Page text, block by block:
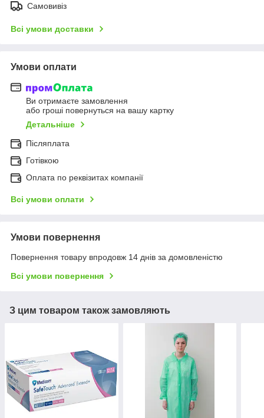
Самовивіз
Всі умови доставки
Умови оплати
Ви отримаєте замовлення
або гроші повернуться на вашу картку
Детальніше
Післяплата
Готівкою
Оплата по реквізитах компанії
Всі умови оплати
Умови повернення
Повернення товару впродовж 14 днів за домовленістю
Всі умови повернення
З цим товаром також замовляють